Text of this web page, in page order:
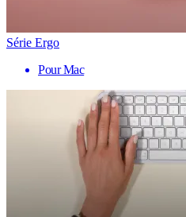
Série Ergo
Pour Mac